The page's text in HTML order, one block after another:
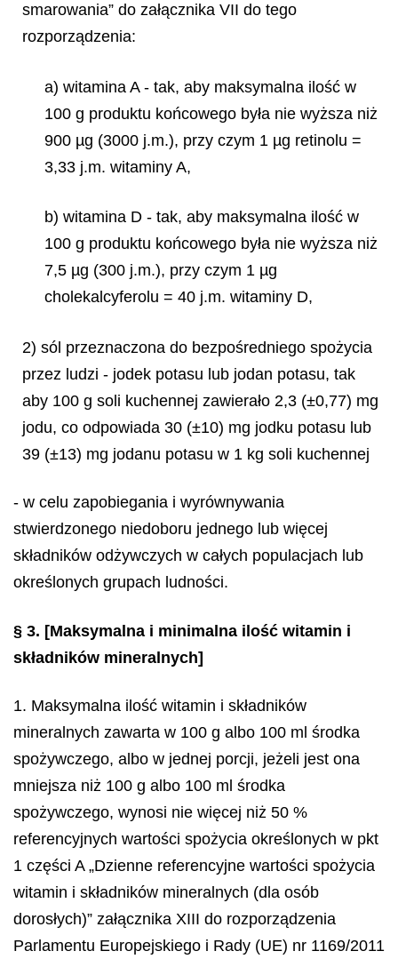
smarowania” do załącznika VII do tego
rozporządzenia:
a) witamina A - tak, aby maksymalna ilość w
100 g produktu końcowego była nie wyższa niż
900 µg (3000 j.m.), przy czym 1 µg retinolu =
3,33 j.m. witaminy A,
b) witamina D - tak, aby maksymalna ilość w
100 g produktu końcowego była nie wyższa niż
7,5 µg (300 j.m.), przy czym 1 µg
cholekalcyferolu = 40 j.m. witaminy D,
2) sól przeznaczona do bezpośredniego spożycia
przez ludzi - jodek potasu lub jodan potasu, tak
aby 100 g soli kuchennej zawierało 2,3 (±0,77) mg
jodu, co odpowiada 30 (±10) mg jodku potasu lub
39 (±13) mg jodanu potasu w 1 kg soli kuchennej
- w celu zapobiegania i wyrównywania
stwierdzonego niedoboru jednego lub więcej
składników odżywczych w całych populacjach lub
określonych grupach ludności.
§ 3. [Maksymalna i minimalna ilość witamin i
składników mineralnych]
1. Maksymalna ilość witamin i składników
mineralnych zawarta w 100 g albo 100 ml środka
spożywczego, albo w jednej porcji, jeżeli jest ona
mniejsza niż 100 g albo 100 ml środka
spożywczego, wynosi nie więcej niż 50 %
referencyjnych wartości spożycia określonych w pkt
1 części A „Dzienne referencyjne wartości spożycia
witamin i składników mineralnych (dla osób
dorosłych)” załącznika XIII do rozporządzenia
Parlamentu Europejskiego i Rady (UE) nr 1169/2011